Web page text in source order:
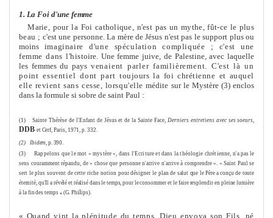
1. La Foi d'une femme
Marie, pour la Foi catholique, n'est pas un mythe, fût-ce le plus
beau ; c'est une personne. La mère de Jésus n'est pas le support plus ou
moins imaginaire d'une spéculation compliquée ; c'est une
femme dans l'his­toire. Une femme juive, de Palestine, avec laquelle
les femmes du pays venaient parler familièrement. C'est là un
point essentiel dont parttoujours la foi chrétienne et auquel
elle revient sans cesse, lorsqu'ellemédite sur le Mystère (3) enclos
dans la formule si sobre de saint Paul :
(1) Sainte Thérèse de l'Enfant de Jésus et de la Sainte Face, Derniers entretiens avec sessoeurs,
DDB et Cerf, Paris, 1971, p. 332.
(2) Ibidem,p. 390.
(3)
Rappelons que le mot « mystère », dans l'Ecriture et dans la théologie chrétienne, n'a pas le
sens couramment répandu, de « chose que personne n'arrive n'arrive à com­prendre ». « Saint Paul se
sert le plus souvent de cette riche notion pour désigner le plande salut que le Père a conçu de toute
éternité, qu'Il a révélé et réalisé dans le temps, pour leconsommer et le faire resplendir en pleine lumière
à la fin des temps » (G. Philips).
« Quand vint la plénitude du temps, Dieu envoya son Fils, né